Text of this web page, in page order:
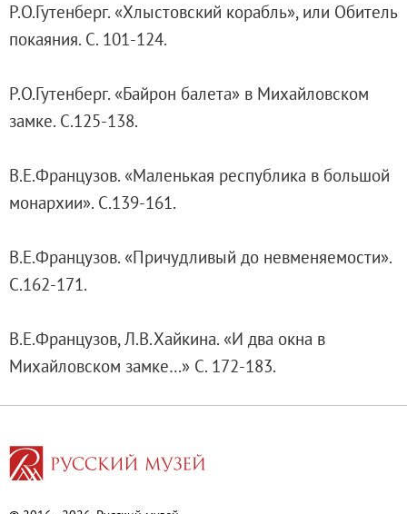
Гравюра
Рисунок
Народное искусство
Искусство новейших течений
Современная фотография
Дар Петера и Ирене Людвиг
Молодёжный совет
Научные сборники
Буклеты
Ежегодные отчеты
Лекции и абонементы
Р.О.Гутенберг. «Хлыстовский корабль», или Обитель
покаяния. С. 101-124.
Р.О.Гутенберг. «Байрон балета» в Михайловском
замке. С.125-138.
В.Е.Французов. «Маленькая республика в большой
монархии». С.139-161.
В.Е.Французов. «Причудливый до невменяемости».
С.162-171.
В.Е.Французов, Л.В.Хайкина. «И два окна в
Михайловском замке…» С. 172-183.